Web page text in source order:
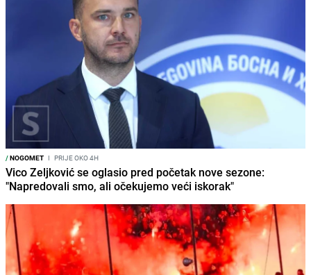
/NOGOMET I PRIJE OKO 4H
Vico Zeljković se oglasio pred početak nove sezone:
"Napredovali smo, ali očekujemo veći iskorak"